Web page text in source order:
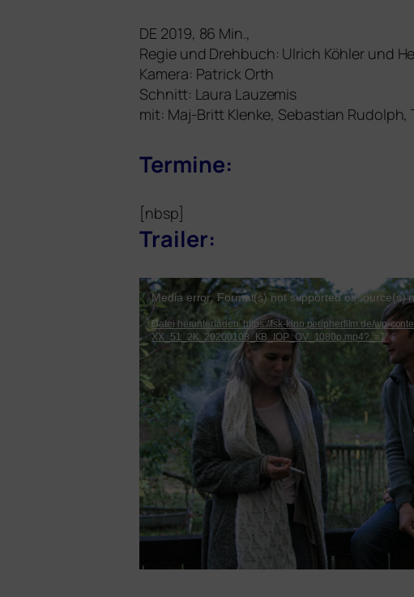
DE 2019, 86 Min.,
Regie und Drehbuch: Ulrich Köhler und
Kamera: Patrick Orth
Schnitt: Laura Lauzemis
mit: Maj-Britt Klenke, Sebastian
Termine:
[nbsp]
Trailer:
Video-
Player
Media error: Format(s) not supported or source(s)
Datei herunterladen: https://fsk-kino.peripherfilm.de/wp-
XX_51_2K_20200108_KB_IOP_OV_1080p.mp4?_=1